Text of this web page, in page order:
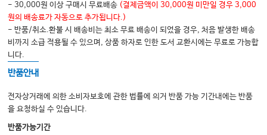
2) 함정들
(1) 식도 게실
(2) 근육 접촉면에 의한 그림자
(3) 혈관
(5) 피라미드엽
- 30,000원 이상 구매시 무료배송 (결제금액이 30,000원 미만일 경우 3,000
원의 배송료가 자동으로 추가됩니다.)
- 반품/취소.환불 시 배송비는 최소 무료 배송이 되었을 경우, 처음 발생한 배송
비까지 소급 적용될 수 있으며, 상품 하자로 인한 도서 교환시에는 무료로 가능합
니다.
반품안내
전자상거래에 의한 소비자보호에 관한 법률에 의거 반품 가능 기간내에는 반품
을 요청하실 수 있습니다.
반품가능기간